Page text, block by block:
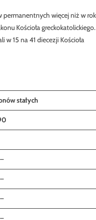
permanentnych więcej niż w
Kościoła greckokatolickiego.
w 15 na 41 diecezji Kościoła
stałych
–
–
–
–